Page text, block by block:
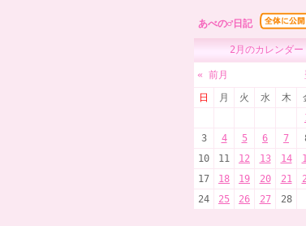
あべの♂日記
2月のカレンダー
« 前月
日
月 火 水 木
3
4 5 6 7
10
11 12 13 14
17
18 19 20 21
24
25 26 27 28